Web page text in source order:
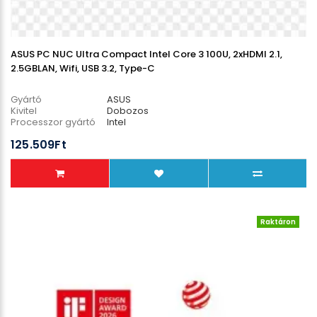
ASUS PC NUC Ultra Compact Intel Core 3 100U, 2xHDMI 2.1,
2.5GBLAN, Wifi, USB 3.2, Type-C
Gyártó
ASUS
Kivitel
Dobozos
Processzor gyártó
Intel
Memória órajel
125.509Ft
Raktáron